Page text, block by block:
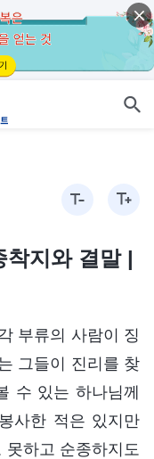
지와 결말 |
부류의 사람이 징
그들이 진리를 찾
수 있는 하나님께
사한 적은 있지만
하고 순종하지도